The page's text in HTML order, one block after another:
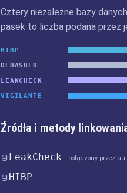
Cztery niezależne bazy
pasek to liczba podana przez
HIBP
DEHASHED
LEAKCHECK
VIGILANTE
Źródła i metody
LeakCheck— połączony przez
HIBP